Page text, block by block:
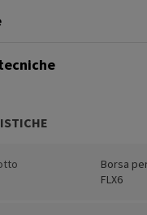
Borsa
FLX6